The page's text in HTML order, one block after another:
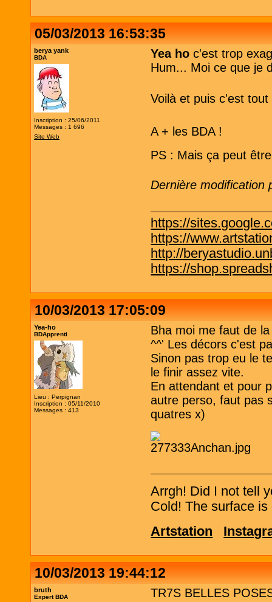
05/03/2013 16:53:35
berya yank
BDA
Inscription : 25/06/2011
Messages : 1 696
Site Web
Yea ho c'est trop
Hum... Moi ce que je
Voilà et puis c'est
A + les BDA !
PS : Mais ça peut
Dernière modification
https://
https://
http://
https://
10/03/2013 17:05:09
Yea-ho
BDApprenti
Lieu : Perpignan
Inscription : 05/11/2010
Messages : 413
Bha moi me faut de
^^' Les décors c'est
Sinon pas trop eu le
le finir assez vite.
En attendant et pour
autre perso, faut pas
quatres x)
Arrgh! Did I not tell
Cold! The surface
Artstation
10/03/2013 19:44:12
bruth
Expert BDA
TR7S BELLES